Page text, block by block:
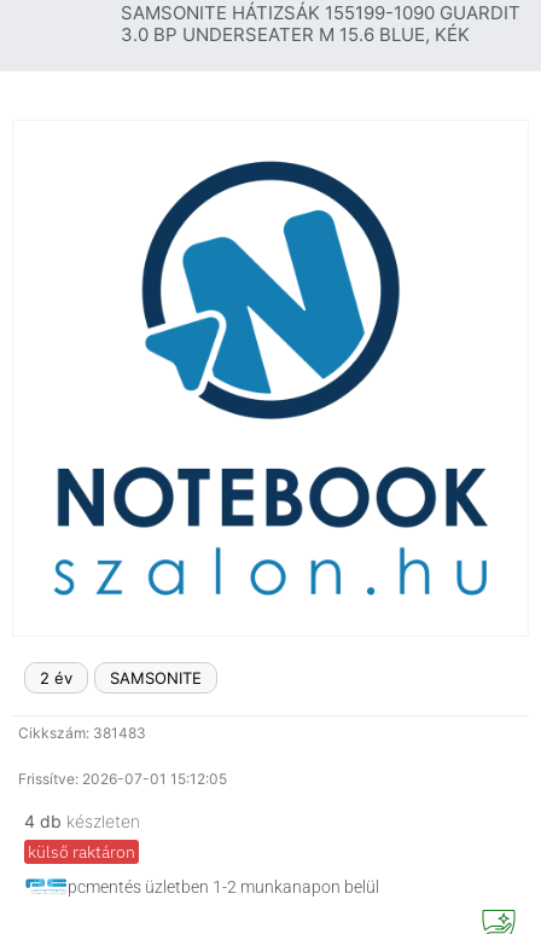
ELFELEJTETT JELSZÓ
LAPTOP SZERVIZ
SAMSONITE HÁTIZSÁK 155199-1090 GUARDIT
3.0 BP UNDERSEATER M 15.6 BLUE, KÉK
2 év SAMSONITE
Cikkszám: 381483
Frissítve: 2026-07-01 15:12:05
4 db készleten
külső raktáron
pcmentés üzletben 1-2 munkanapon belül